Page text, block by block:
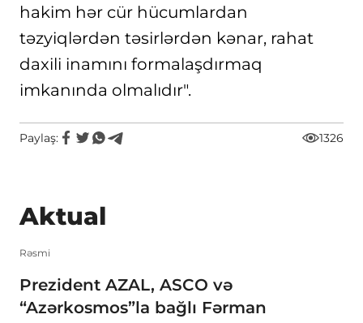
hakim hər cür hücumlardan
təzyiqlərdən təsirlərdən kənar, rahat
daxili inamını formalaşdırmaq
imkanında olmalıdır".
Paylaş: 1326
Aktual
Rəsmi
Prezident AZAL, ASCO və
“Azərkosmos”la bağlı Fərman